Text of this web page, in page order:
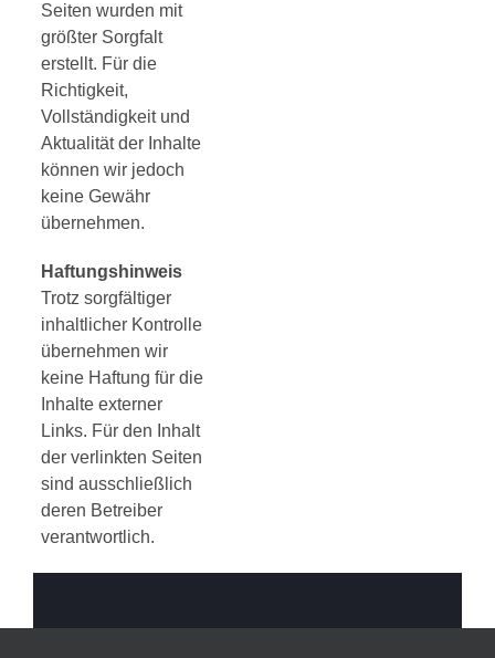
Seiten wurden mit
größter Sorgfalt
erstellt. Für die
Richtigkeit,
Vollständigkeit und
Aktualität der Inhalte
können wir jedoch
keine Gewähr
übernehmen.
Haftungshinweis
Trotz sorgfältiger
inhaltlicher Kontrolle
übernehmen wir
keine Haftung für die
Inhalte externer
Links. Für den Inhalt
der verlinkten Seiten
sind ausschließlich
deren Betreiber
verantwortlich.